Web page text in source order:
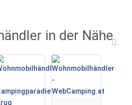
in der Nähe